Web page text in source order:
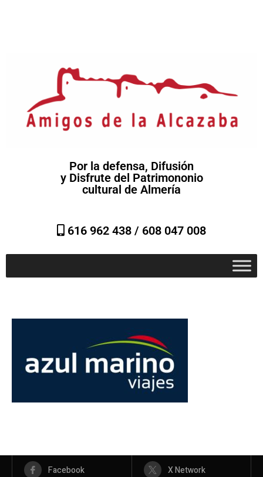
Por la defensa, Difusión
y Disfrute del Patrimononio
cultural de Almería
616 962 438 / 608 047 008
Facebook X Network